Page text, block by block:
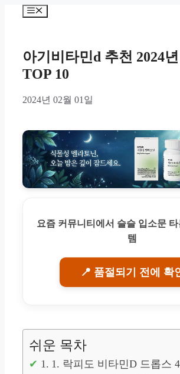
Menu
아기비타민d 추천 2024
TOP 10
2024년 02월 01일
요즘 커뮤니티에서 슬슬 입소문 타
템
📍 품절되기 전에 확
쉬운 목차
1. 락피도 비타민D 드롭스